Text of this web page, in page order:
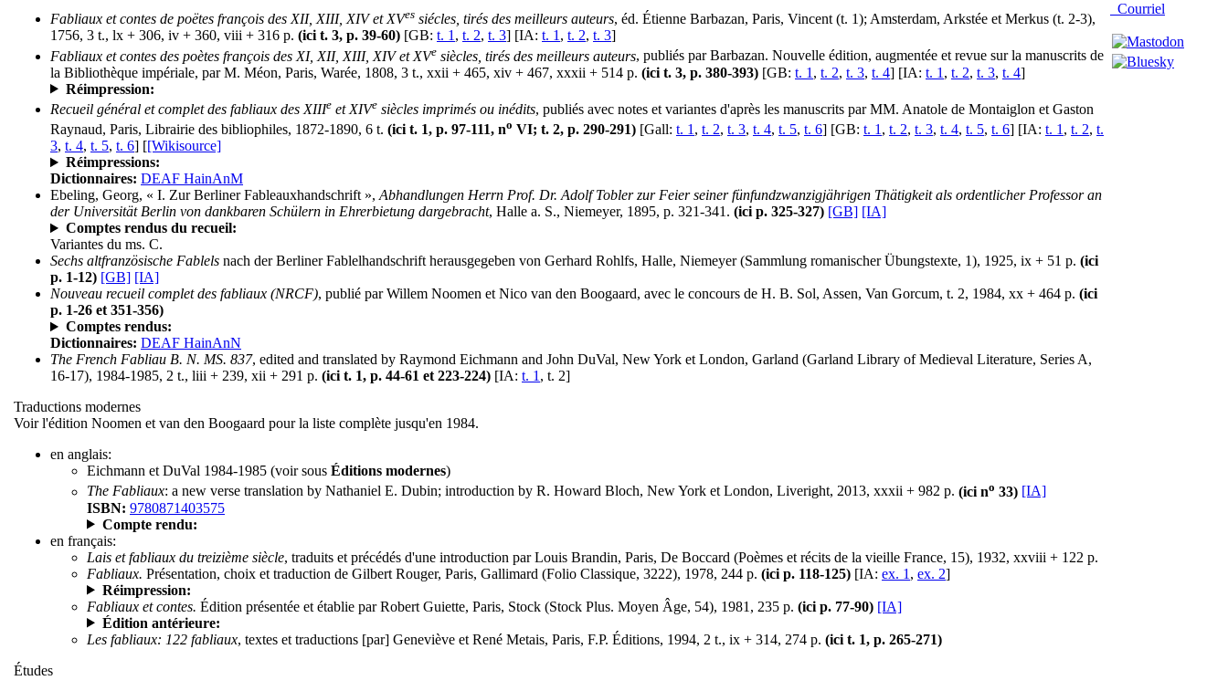
Fabliaux et contes de poëtes françois des XII, XIII, XIV et XVes siécles, tirés des meilleurs auteurs, éd. Étienne Barbazan, Paris, Vincent (t. 1); Amsterdam, Arkstée et Merkus (t. 2-3),
1756, 3 t., lx + 306, iv + 360, viii + 316 p. (ici t. 3, p. 39-60) [GB: t. 1 , t. 2, t. 3] [IA: t. 1 , t. 2, t. 3]
Fabliaux et contes des poètes françois des XI, XII, XIII, XIV et XVe siècles, tirés des meilleurs auteurs, publiés par Barbazan. Nouvelle édition, augmentée et revue sur la manuscrits de
la Bibliothèque impériale, par M. Méon, Paris, Warée, 1808, 3 t., xxii + 465, xiv + 467, xxxii + 514 p. (ici t. 3, p. 380-393) [GB: t. 1 , t. 2, t. 3, t. 4] [IA: t. 1 , t. 2, t. 3, t. 4]
Réimpression:
Recueil général et complet des fabliaux des XIIIe et XIVe siècles imprimés ou inédits, publiés avec notes et variantes d'après les manuscrits par MM. Anatole de Montaiglon et Gaston
Raynaud, Paris, Librairie des bibliophiles, 1872-1890, 6 t. (ici t. 1, p. 97-111, no VI; t. 2, p. 290-291) [Gall: t. 1 , t. 2, t. 3, t. 4, t. 5, t. 6] [GB: t. 1 , t. 2, t. 3, t. 4, t. 5, t. 6] [IA: t. 1 , t. 2, t.
3, t. 4, t. 5, t. 6] [[Wikisource]
Réimpressions:
Dictionnaires: DEAF HainAnM
Ebeling, Georg, « I. Zur Berliner Fableauxhandschrift », Abhandlungen Herrn Prof. Dr. Adolf Tobler zur Feier seiner fünfundzwanzigjährigen Thätigkeit als ordentlicher Professor an
der Universität Berlin von dankbaren Schülern in Ehrerbietung dargebracht, Halle a. S., Niemeyer, 1895, p. 321-341. (ici p. 325-327) [GB] [IA]
Comptes rendus du recueil:
Variantes du ms. C.
Sechs altfranzösische Fablels nach der Berliner Fablelhandschrift herausgegeben von Gerhard Rohlfs, Halle, Niemeyer (Sammlung romanischer Übungstexte, 1), 1925, ix + 51 p. (ici
p. 1-12) [GB] [IA]
Nouveau recueil complet des fabliaux (NRCF), publié par Willem Noomen et Nico van den Boogaard, avec le concours de H. B. Sol, Assen, Van Gorcum, t. 2, 1984, xx + 464 p. (ici
p. 1-26 et 351-356)
Comptes rendus:
Dictionnaires: DEAF HainAnN
The French Fabliau B. N. MS. 837, edited and translated by Raymond Eichmann and John DuVal, New York et London, Garland (Garland Library of Medieval Literature, Series A,
16-17), 1984-1985, 2 t., liii + 239, xii + 291 p. (ici t. 1, p. 44-61 et 223-224) [IA: t. 1 , t. 2]
Traductions modernes
Voir l'édition Noomen et van den Boogaard pour la liste complète jusqu'en 1984.
en anglais:
Eichmann et DuVal 1984-1985 (voir sous Éditions modernes)
The Fabliaux: a new verse translation by Nathaniel E. Dubin; introduction by R. Howard Bloch, New York et London, Liveright, 2013, xxxii + 982 p. (ici no 33) [IA]
ISBN: 9780871403575
Compte rendu:
en français:
Lais et fabliaux du treizième siècle, traduits et précédés d'une introduction par Louis Brandin, Paris, De Boccard (Poèmes et récits de la vieille France, 15), 1932, xxviii + 122 p.
Fabliaux. Présentation, choix et traduction de Gilbert Rouger, Paris, Gallimard (Folio Classique, 3222), 1978, 244 p. (ici p. 118-125) [IA: ex. 1 , ex. 2]
Réimpression:
Fabliaux et contes. Édition présentée et établie par Robert Guiette, Paris, Stock (Stock Plus. Moyen Âge, 54), 1981, 235 p. (ici p. 77-90) [IA]
Édition antérieure:
Les fabliaux: 122 fabliaux, textes et traductions [par] Geneviève et René Metais, Paris, F.P. Éditions, 1994, 2 t., ix + 314, 274 p. (ici t. 1, p. 265-271)
Études
Courriel